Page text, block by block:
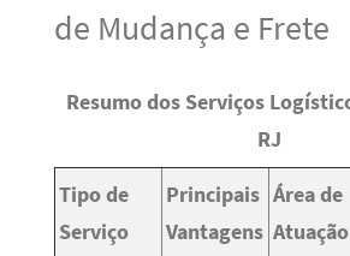
de Mudança e Frete
Resumo dos Serviços Logísticos em Pavuna
RJ
Tipo de
Serviço
Principais
Vantagens
Área de
Atuação